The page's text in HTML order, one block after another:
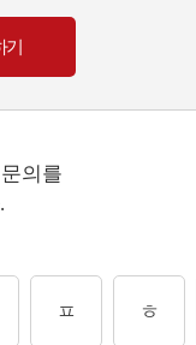
의를
ㅍ ㅎ